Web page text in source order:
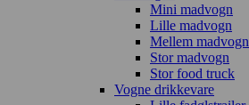
Mini madvogn
Lille madvogn
Mellem madvogn
Stor madvogn
Stor food truck
Vogne drikkevare